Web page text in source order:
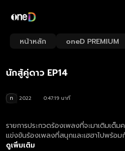
หน้าหลัก oneD PREMIUM
นักสู้คู่ดาว EP14
ท 2022
0:47:19 นาที
รายการประกวดร้องเพลงที่จะมาเติมเต็
แข่งขันร้องเพลงที่สนุกและเฮฮาไปพร้อ
ตัวเองที่จะทำให้ชนะแล้ว อีกหนึ่งตัวช่วย
ดูเพิ่มเติม